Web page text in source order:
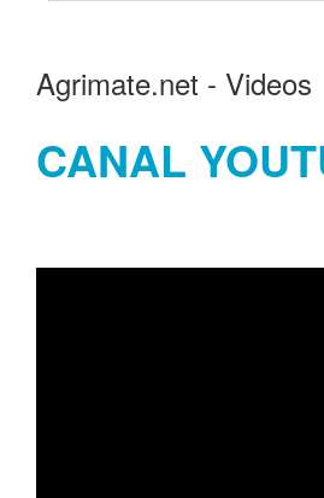
Agrimate.net - Videos
CANAL